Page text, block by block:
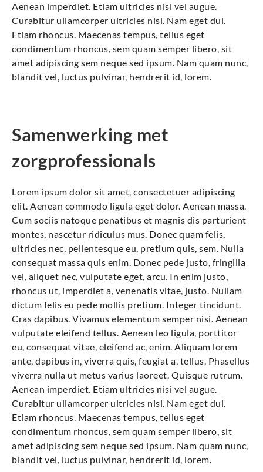
Aenean imperdiet. Etiam ultricies nisi vel augue.
Curabitur ullamcorper ultricies nisi. Nam eget dui.
Etiam rhoncus. Maecenas tempus, tellus eget
condimentum rhoncus, sem quam semper libero, sit
amet adipiscing sem neque sed ipsum. Nam quam nunc,
blandit vel, luctus pulvinar, hendrerit id, lorem.
Samenwerking met
zorgprofessionals
Lorem ipsum dolor sit amet, consectetuer adipiscing
elit. Aenean commodo ligula eget dolor. Aenean massa.
Cum sociis natoque penatibus et magnis dis parturient
montes, nascetur ridiculus mus. Donec quam felis,
ultricies nec, pellentesque eu, pretium quis, sem. Nulla
consequat massa quis enim. Donec pede justo, fringilla
vel, aliquet nec, vulputate eget, arcu. In enim justo,
rhoncus ut, imperdiet a, venenatis vitae, justo. Nullam
dictum felis eu pede mollis pretium. Integer tincidunt.
Cras dapibus. Vivamus elementum semper nisi. Aenean
vulputate eleifend tellus. Aenean leo ligula, porttitor
eu, consequat vitae, eleifend ac, enim. Aliquam lorem
ante, dapibus in, viverra quis, feugiat a, tellus. Phasellus
viverra nulla ut metus varius laoreet. Quisque rutrum.
Aenean imperdiet. Etiam ultricies nisi vel augue.
Curabitur ullamcorper ultricies nisi. Nam eget dui.
Etiam rhoncus. Maecenas tempus, tellus eget
condimentum rhoncus, sem quam semper libero, sit
amet adipiscing sem neque sed ipsum. Nam quam nunc,
blandit vel, luctus pulvinar, hendrerit id, lorem.